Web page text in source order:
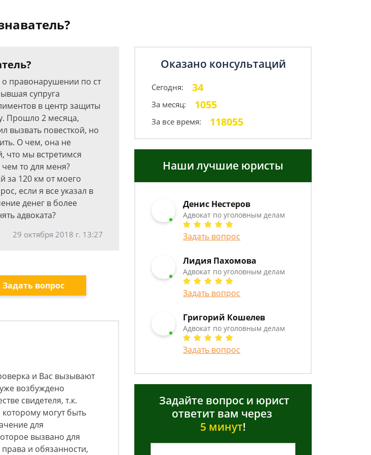
о правонарушении по ст
супруга
в центр защиты
Прошло 2 месяца,
вызвать повесткой, но
О чем, она не
что мы встретимся
то для меня?
за 120 км от моего
если я все указал в
денег в более
адвоката?
29 октября 2018 г. 13:27
Задать вопрос
и Вас вызывают
возбуждено
свидетеля, т.к.
могут быть
для
вызвано для
и обязанности,
Оказано консультаций
Сегодня: 34
За месяц: 1055
За все время: 118055
Наши лучшие юристы
Денис Нестеров
Адвокат по уголовным делам
Задать вопрос
Лидия Пахомова
Адвокат по уголовным делам
Задать вопрос
Григорий Кошелев
Адвокат по уголовным делам
Задать вопрос
Задайте вопрос и юрист
ответит вам через
5 минут!